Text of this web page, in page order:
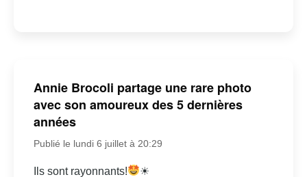
Annie Brocoli partage une rare photo
avec son amoureux des 5 dernières
années
Publié le lundi 6 juillet à 20:29
Ils sont rayonnants! ☀